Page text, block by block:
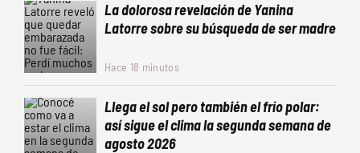
La dolorosa revelación de Yanina
Latorre sobre su búsqueda de ser madre
Hace 18 minutos
Llega el sol pero también el frío polar:
así sigue el clima la segunda semana de
agosto 2026